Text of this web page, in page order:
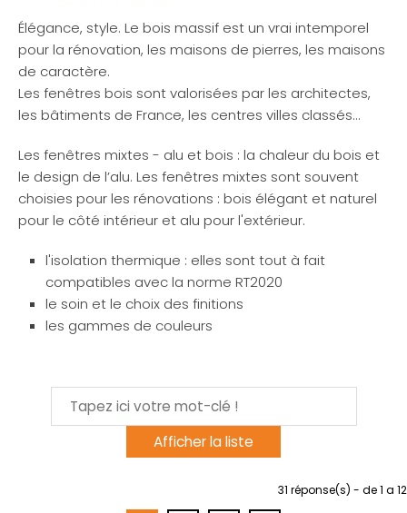
Élégance, style. Le bois massif est un vrai intemporel
pour la rénovation, les maisons de pierres, les maisons
de caractère.
Les fenêtres bois sont valorisées par les architectes,
les bâtiments de France, les centres villes classés…
Les fenêtres mixtes - alu et bois : la chaleur du bois et
le design de l’alu. Les fenêtres mixtes sont souvent
choisies pour les rénovations : bois élégant et naturel
pour le côté intérieur et alu pour l'extérieur.
l'isolation thermique : elles sont tout à fait
compatibles avec la norme RT2020
le soin et le choix des finitions
les gammes de couleurs
31 réponse(s) - de 1 a 12